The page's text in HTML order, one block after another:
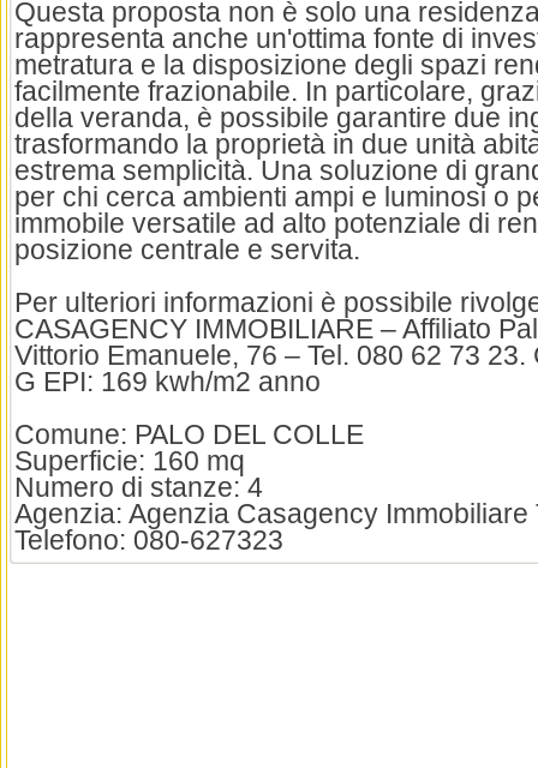
Questa proposta non è solo una
rappresenta anche un'ottima fonte di
metratura e la disposizione degli spazi
facilmente frazionabile. In particolare,
della veranda, è possibile garantire due
trasformando la proprietà in due unità
estrema semplicità. Una soluzione di
per chi cerca ambienti ampi e luminosi o
immobile versatile ad alto potenziale di
posizione centrale e servita.
Per ulteriori informazioni è possibile
CASAGENCY IMMOBILIARE – Affiliato
Vittorio Emanuele, 76 – Tel. 080 62 73
G EPI: 169 kwh/m2 anno
Comune: PALO DEL COLLE
Superficie: 160 mq
Numero di stanze: 4
Agenzia: Agenzia Casagency Immobiliare
Telefono: 080-627323